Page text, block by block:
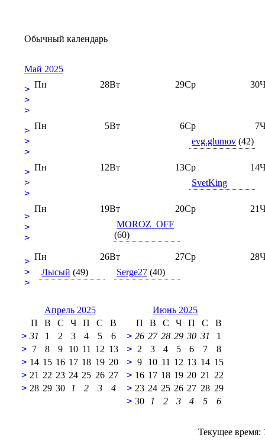
Обычный календарь
Май 2025
>
>
>
28
Пн 29
Вт 30
Ср
>
>
>
5
Пн 6
Вт 7
Ср
evg.glumov (42)
>
>
>
12
Пн 13
Вт 14
Ср
SvetKing
>
>
>
19
Пн 20
Вт
MOROZ_OFF
(60)
21
Ср
>
>
>
26
Пн
Лысый (49)
27
Вт
Serge27 (40)
28
Ср
Апрель 2025
П
В С Ч П С
В
> 31 1 2 3 4 5
6
>
7 8 9 10 11 12 13
> 14 15 16 17 18 19 20
> 21 22 23 24 25 26 27
> 28 29 30 1 2 3 4
Июнь 2025
П
В С Ч П С
В
> 26 27 28 29 30 31
1
>
2 3 4 5 6 7
8
> 9 10 11 12 13 14 15
> 16 17 18 19 20 21
22
> 23 24 25 26 27 28 29
> 30 1 2 3 4 5 6
Текущее время: